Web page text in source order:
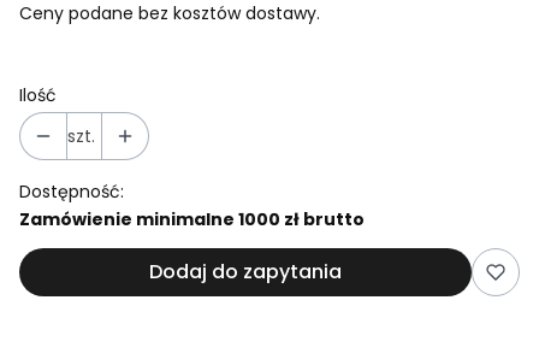
Ceny podane bez kosztów dostawy.
Ilość
szt.
Dostępność:
Zamówienie minimalne 1000 zł brutto
Dodaj do zapytania